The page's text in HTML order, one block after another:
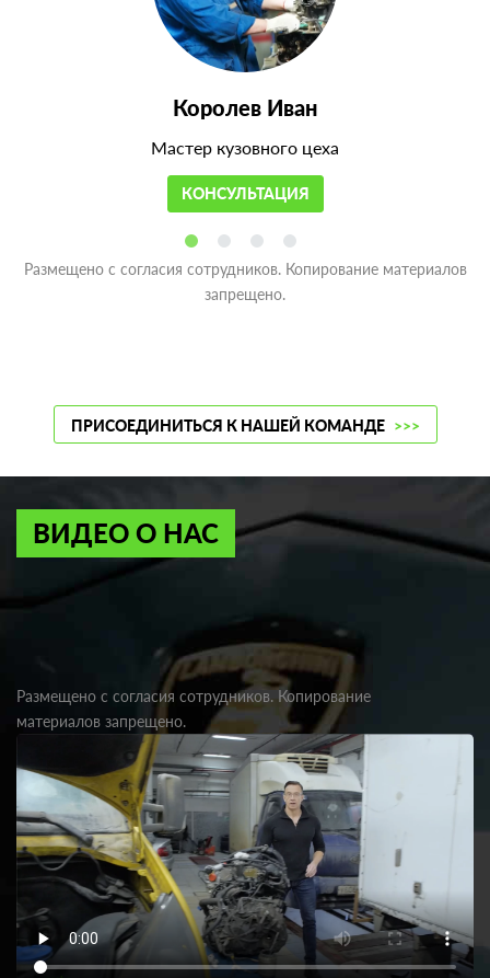
Королев Иван
Мастер кузовного цеха
КОНСУЛЬТАЦИЯ
Размещено с согласия сотрудников. Копирование материалов
запрещено.
ПРИСОЕДИНИТЬСЯ К НАШЕЙ КОМАНДЕ >>>
ВИДЕО О НАС
Размещено с согласия сотрудников. Копирование
материалов запрещено.